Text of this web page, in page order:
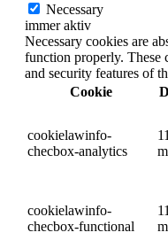
Necessary
immer aktiv
Necessary cookies are
function properly. These
and security features of
Cookie
cookielawinfo-
checbox-analytics
11
cookielawinfo-
checbox-functional
11